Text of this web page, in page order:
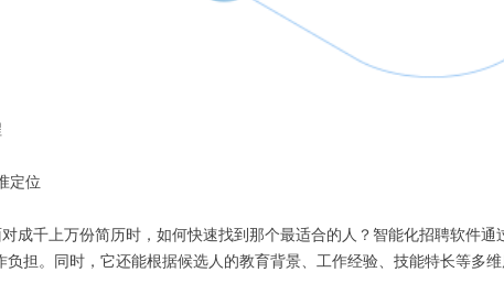
定位
成千上万份简历时，如何快速找到那个最适合的人？智能化招聘软件
负担。同时，它还能根据候选人的教育背景、工作经验、技能特长等多